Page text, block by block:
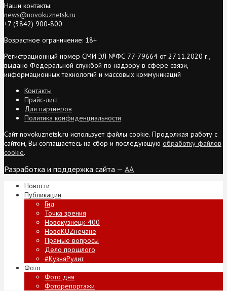
Наши контакты:
news@novokuznetsk.ru
+7 (3842) 900-800
Возрастное ограничение: 18+
Регистрационный номер СМИ ЭЛ №ФС 77-79664 от 27.11.2020 г.,
выдано Федеральной службой по надзору в сфере связи,
информационных технологий и массовых коммуникаций
Контакты
Прайс-лист
Для партнеров
Политика конфиденциальности
Сайт novokuznetsk.ru использует файлы cookie. Продолжая работу с
сайтом, Вы соглашаетесь на сбор и последующую обработку файлов
cookie.
Разработка и поддержка сайта — AA
Новости
Публикации
Гид
Точка зрения
Новокузнецк-400
НовоKUZнечане
Прямые вопросы
Дело прошлого
#КузняРулит
Фото
Фото дня
Фоторепортажи